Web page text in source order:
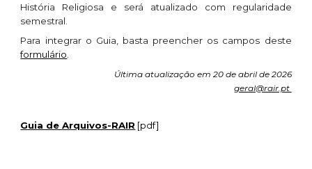
História Religiosa e será atualizado com regularidade
semestral.
Para integrar o Guia, basta preencher os campos deste
formulário
Última atualização em 20 de abril de 2026
geral@rair.pt
Guia de Arquivos-RAIR [pdf]